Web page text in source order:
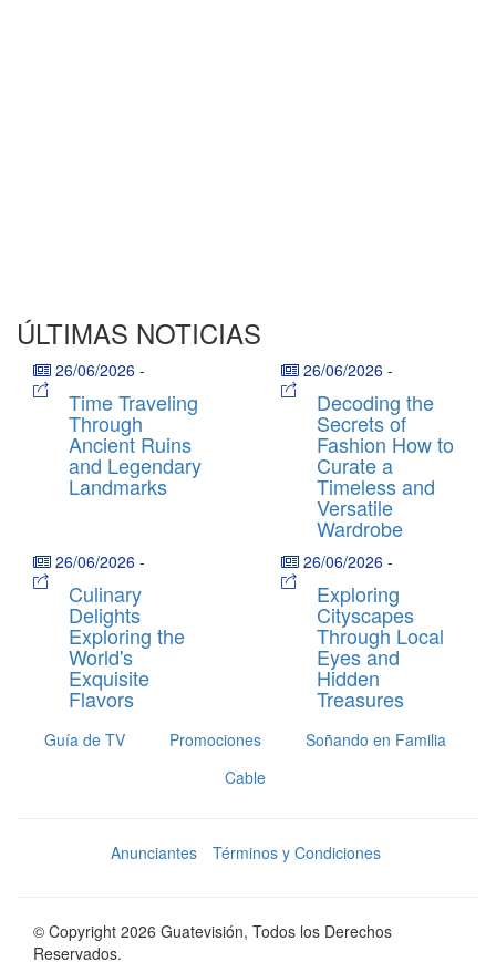
ÚLTIMAS NOTICIAS
26/06/2026 -
Time Traveling
Through
Ancient Ruins
and Legendary
Landmarks
26/06/2026 -
Decoding the
Secrets of
Fashion How to
Curate a
Timeless and
Versatile
Wardrobe
26/06/2026 -
Culinary
Delights
Exploring the
World's
Exquisite
Flavors
26/06/2026 -
Exploring
Cityscapes
Through Local
Eyes and
Hidden
Treasures
Guía de TV Promociones
Soñando en Familia
Cable
Anunciantes Términos y Condiciones
© Copyright 2026 Guatevisión, Todos los Derechos
Reservados.